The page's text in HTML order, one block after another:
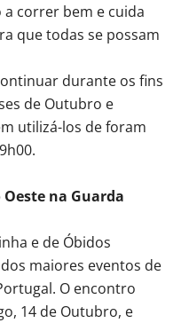
a correr bem e cuida
que todas se possam
durante os fins
de Outubro e
utilizá-los de foram
na Guarda
e de Óbidos
maiores eventos de
O encontro
14 de Outubro, e